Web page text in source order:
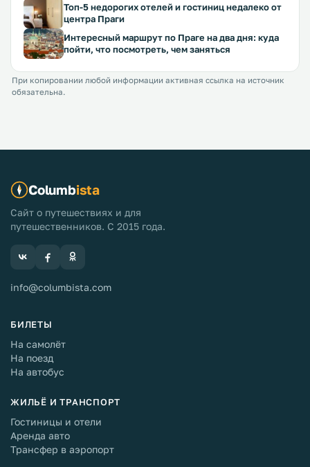
Топ-5 недорогих отелей и гостиниц недалеко от
центра Праги
Интересный маршрут по Праге на два дня: куда
пойти, что посмотреть, чем заняться
При копировании любой информации активная ссылка на источник
обязательна.
Columbista
Сайт о путешествиях и для
путешественников. С 2015 года.
info@columbista.com
БИЛЕТЫ
На самолёт
На поезд
На автобус
ЖИЛЬЁ И ТРАНСПОРТ
Гостиницы и отели
Аренда авто
Трансфер в аэропорт